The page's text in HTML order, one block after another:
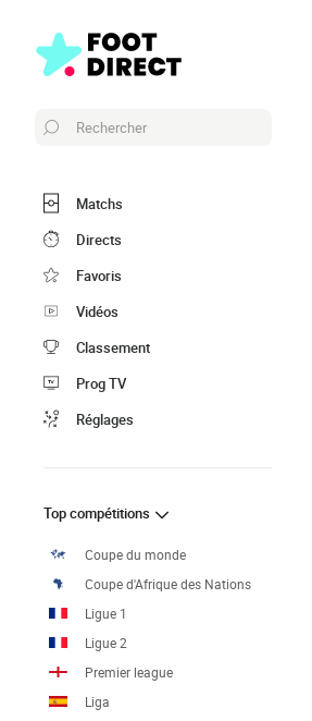
Rechercher
Matchs
Directs
Favoris
Vidéos
Classement
Prog TV
Réglages
Top compétitions
Coupe du monde
Coupe d'Afrique des Nations
Ligue 1
Ligue 2
Premier league
Liga